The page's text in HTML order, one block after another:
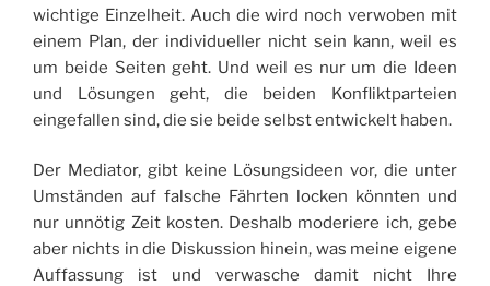
wichtige Einzelheit. Auch die wird noch verwoben mit
einem Plan, der individueller nicht sein kann, weil es
um beide Seiten geht. Und weil es nur um die Ideen
und Lösungen geht, die beiden Konfliktparteien
eingefallen sind, die sie beide selbst entwickelt haben.
Der Mediator, gibt keine Lösungsideen vor, die unter
Umständen auf falsche Fährten locken könnten und
nur unnötig Zeit kosten. Deshalb moderiere ich, gebe
aber nichts in die Diskussion hinein, was meine eigene
Auffassung ist und verwasche damit nicht Ihre